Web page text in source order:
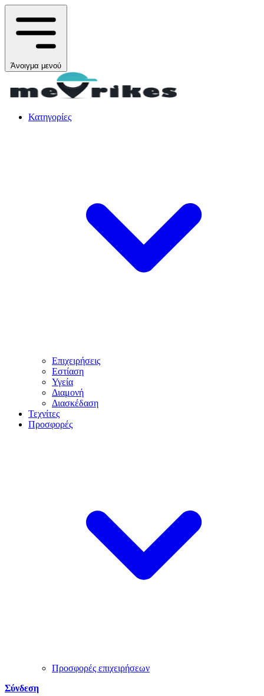
Άνοιγμα μενού
Κατηγορίες
Επιχειρήσεις
Εστίαση
Υγεία
Διαμονή
Διασκέδαση
Τεχνίτες
Προσφορές
Προσφορές επιχειρήσεων
Σύνδεση